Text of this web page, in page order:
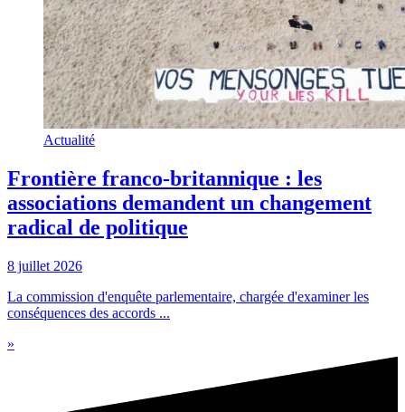
Actualité
Frontière franco-britannique : les
associations demandent un changement
radical de politique
8 juillet 2026
La commission d'enquête parlementaire, chargée d'examiner les
conséquences des accords ...
»